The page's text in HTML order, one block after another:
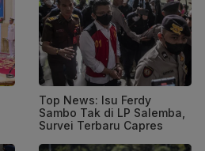
Top News: Isu Ferdy
Sambo Tak di LP Salemba,
Survei Terbaru Capres